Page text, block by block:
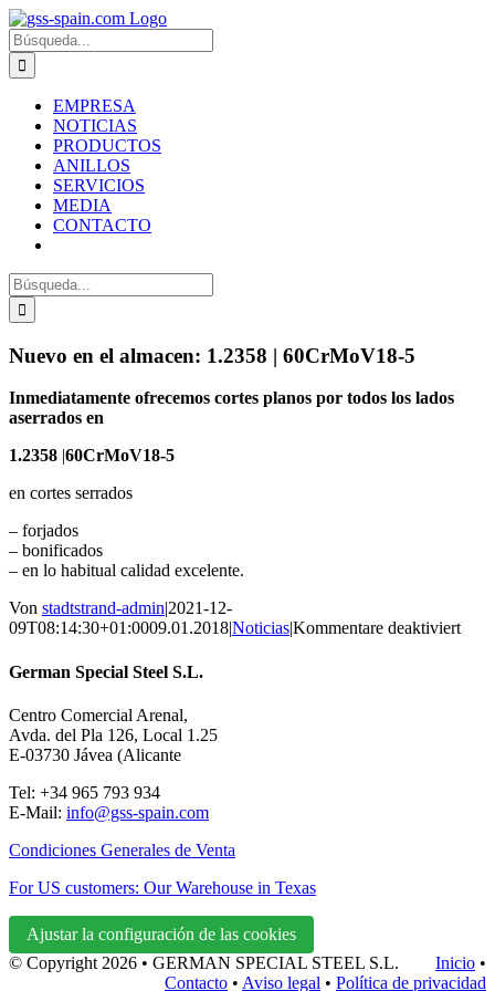
Zum
Inhalt
springen
Suche
nach:
EMPRESA
NOTICIAS
PRODUCTOS
ANILLOS
SERVICIOS
MEDIA
CONTACTO
Suche
nach:
Nuevo en el almacen: 1.2358 | 60CrMoV18-5
Inmediatamente ofrecemos cortes planos por todos los lados
aserrados en
1.2358 |60CrMoV18-5
en cortes serrados
– forjados
– bonificados
– en lo habitual calidad excelente.
Von stadtstrand-admin|2021-12-
09T08:14:30+01:0009.01.2018|Noticias|Kommentare deaktiviertfür
German Special Steel S.L.
Centro Comercial Arenal,
Avda. del Pla 126, Local 1.25
E-03730 Jávea (Alicante
Tel: +34 965 793 934
E-Mail: info@gss-spain.com
Condiciones Generales de Venta
For US customers: Our Warehouse in Texas
Ajustar la configuración de las cookies
© Copyright 2026 • GERMAN SPECIAL STEEL S.L. Inicio •
Contacto • Aviso legal • Política de privacidad